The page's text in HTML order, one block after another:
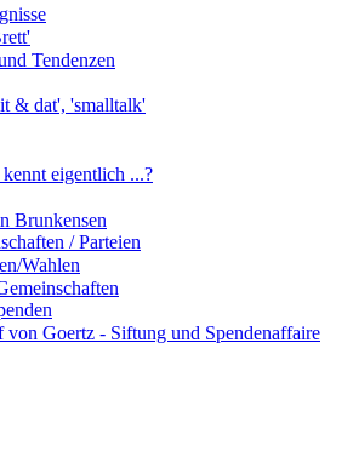
Tendenzen
& dat', 'smalltalk'
eigentlich ...?
Brunkensen
/ Parteien
Wahlen
Goertz - Siftung und Spendenaffaire